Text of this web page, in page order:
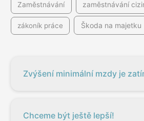
Zaměstnávání zaměstnávání
zákoník práce Škoda na majetku
Zvýšení minimální mzdy je
Chceme být ještě lepší!